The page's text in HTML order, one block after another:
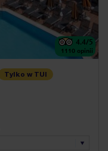
4.4/5
1110 opinii
Tylko w TUI